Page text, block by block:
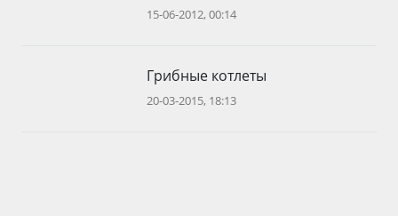
15-06-2012, 00:14
Грибные котлеты
20-03-2015, 18:13